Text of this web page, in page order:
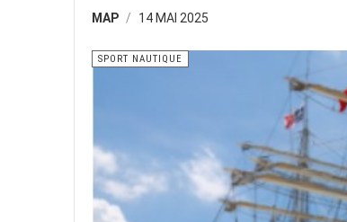
MAP 14 MAI 2025
SPORT NAUTIQUE